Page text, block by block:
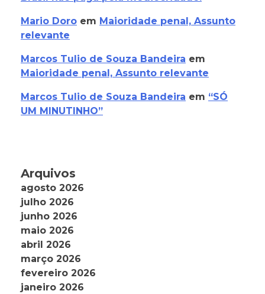
Mario Doro em Maioridade penal, Assunto
relevante
Marcos Tulio de Souza Bandeira em
Maioridade penal, Assunto relevante
Marcos Tulio de Souza Bandeira em “SÓ
UM MINUTINHO”
Arquivos
agosto 2026
julho 2026
junho 2026
maio 2026
abril 2026
março 2026
fevereiro 2026
janeiro 2026